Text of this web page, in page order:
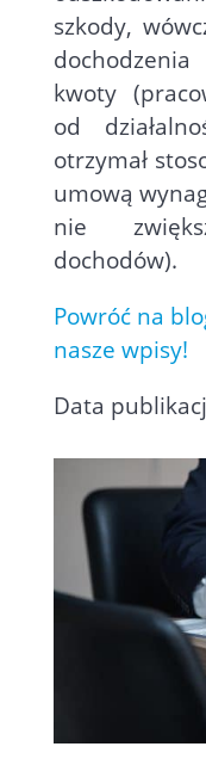
szkody,
kwoty
od
otrzymał
umową
nie
dochodów).
Powróć na
nasze wpisy!
Data